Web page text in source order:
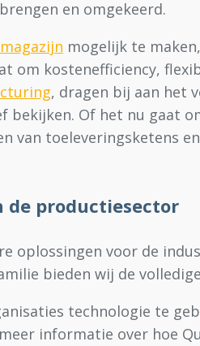
en omgekeerd.
mogelijk te
om kostenefficiency,
, dragen bij aan het
Of het nu gaat
van toeleveringsketens
de productiesector
oplossingen voor de
bieden wij de
technologie te
informatie over hoe